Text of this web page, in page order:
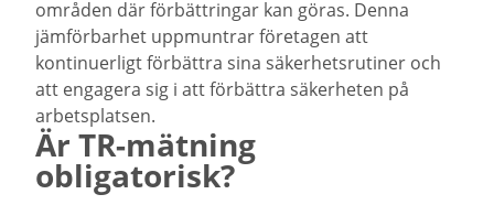
områden där förbättringar kan göras. Denna
jämförbarhet uppmuntrar företagen att
kontinuerligt förbättra sina säkerhetsrutiner och
att engagera sig i att förbättra säkerheten på
arbetsplatsen.
Är TR-mätning
obligatorisk?